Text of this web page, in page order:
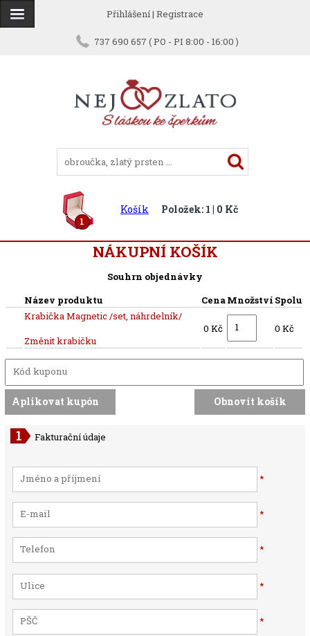
Přihlášení| Registrace
737 690 657 ( PO - PI 8:00 - 16:00 )
1
Košík Položek: 1 | 0 Kč
NÁKUPNÍ KOŠÍK
Souhrn objednávky
Název produktu
CenaMnožství Spolu
Krabička Magnetic /set, náhrdelník/
Změnit krabičku
0 Kč 0 Kč
Fakturační údaje
*
*
*
*
*